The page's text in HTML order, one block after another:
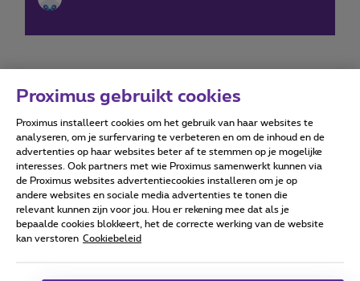
Forumvoorwaarden Accessibility statement
Alle rechten voorbehouden. © Proximus
Algemene voorwaarden, consumenteninfo
Proximus gebruikt cookies
Proximus installeert cookies om het gebruik van haar websites te
analyseren, om je surfervaring te verbeteren en om de inhoud en de
advertenties op haar websites beter af te stemmen op je mogelijke
interesses. Ook partners met wie Proximus samenwerkt kunnen via
de Proximus websites advertentiecookies installeren om je op
andere websites en sociale media advertenties te tonen die
relevant kunnen zijn voor jou. Hou er rekening mee dat als je
bepaalde cookies blokkeert, het de correcte werking van de website
kan verstoren Cookiebeleid